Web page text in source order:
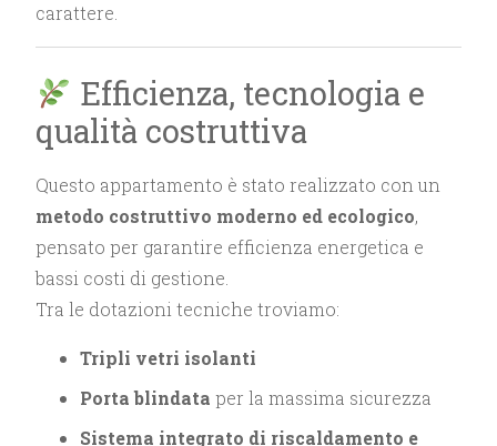
carattere.
Efficienza, tecnologia e
qualità costruttiva
Questo appartamento è stato realizzato con un
metodo costruttivo moderno ed ecologico,
pensato per garantire efficienza energetica e
bassi costi di gestione.
Tra le dotazioni tecniche troviamo:
Tripli vetri isolanti
Porta blindata per la massima sicurezza
Sistema integrato di riscaldamento e